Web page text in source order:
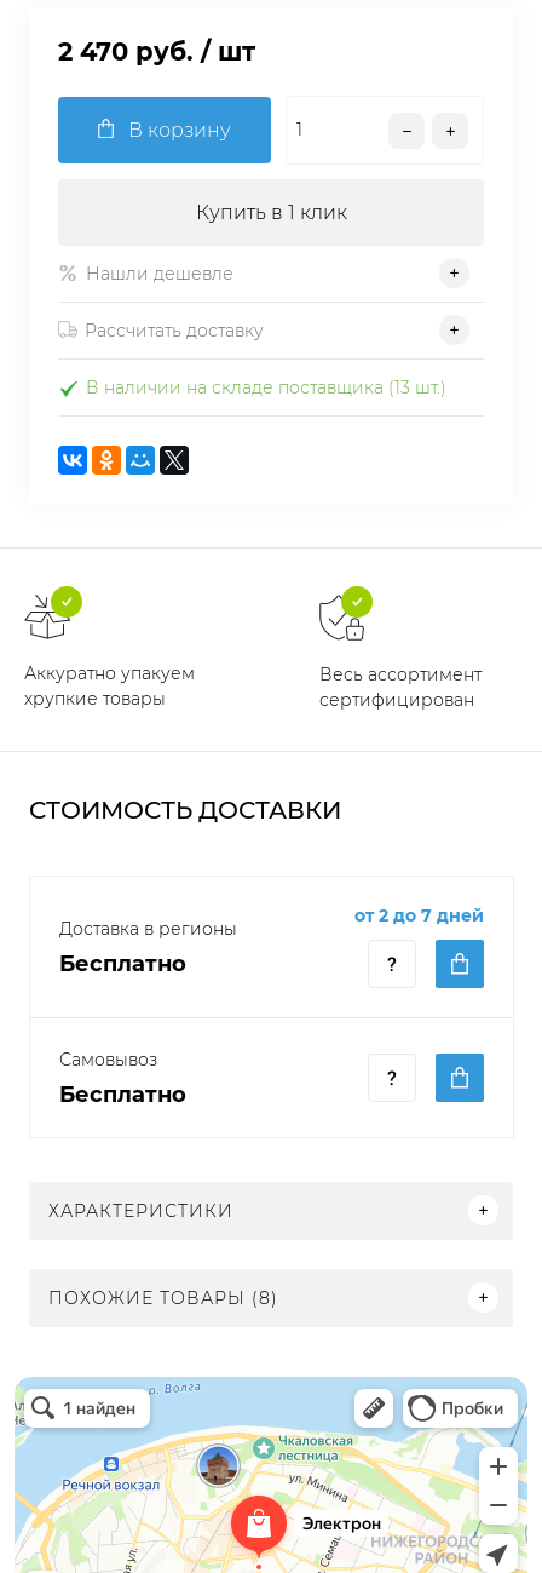
2 470 руб. / шт
В корзину
Купить в 1 клик
Нашли дешевле
Рассчитать доставку
В наличии на складе поставщика (13 шт.)
Аккуратно упакуем
хрупкие товары
Весь ассортимент
сертифицирован
СТОИМОСТЬ ДОСТАВКИ
Доставка в регионы
Бесплатно
от 2 до 7 дней
Самовывоз
Бесплатно
ХАРАКТЕРИСТИКИ
ПОХОЖИЕ ТОВАРЫ (8)
Электрон
Светильники в Нижнем Новгороде
Электротехническая продукция в Нижнем Новгороде